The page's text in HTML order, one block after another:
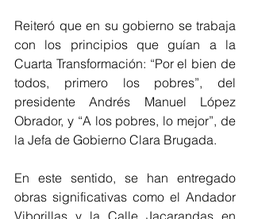
Reiteró que en su gobierno se trabaja
con los principios que guían a la
Cuarta Transformación: “Por el bien de
todos, primero los pobres”, del
presidente Andrés Manuel López
Obrador, y “A los pobres, lo mejor”, de
la Jefa de Gobierno Clara Brugada.
En este sentido, se han entregado
obras significativas como el Andador
Viborillas y la Calle Jacarandas en